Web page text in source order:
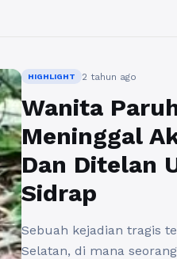
HIGHLIGHT 2 tahun ago
Wanita
Meninggal
Dan Ditelan
Sidrap
Sebuah kejadian tragis
Selatan, di mana